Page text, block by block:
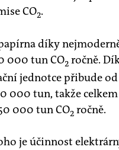
CO2.
díky
000 tun CO2 ročně.
jednotce přibude
000 tun, takže
000 tun CO2 ročně.
je účinnost